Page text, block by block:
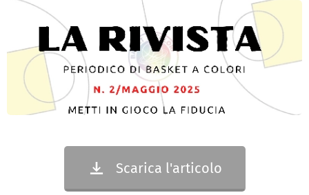
Scarica l'articolo